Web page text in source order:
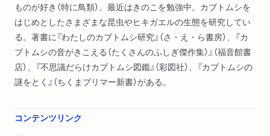
ものが好き（特に鳥類）。最近はきのこを勉強中。カブトムシを
はじめとしたさまざまな昆虫やヒキガエルの生態を研究してい
る。著書に『わたしのカブトムシ研究』（さ・え・ら書房）、『カ
ブトムシの音がきこえる（たくさんのふしぎ傑作集）』（福音館書
店）、『不思議だらけカブトムシ図鑑』（彩図社）、『カブトムシの
謎をとく』（ちくまプリマー新書）がある。
コンテンツリンク